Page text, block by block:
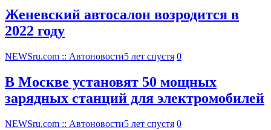
Женевский автосалон возродится в
2022 году
NEWSru.com :: Автоновости5 лет спустя 0
В Москве установят 50 мощных
зарядных станций для электромобилей
NEWSru.com :: Автоновости5 лет спустя 0